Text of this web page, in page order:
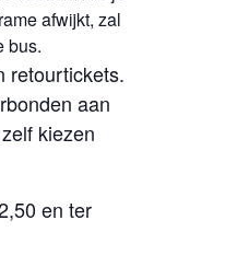
afwijkt, zal
bus.
retourtickets.
aan
kiezen
en ter